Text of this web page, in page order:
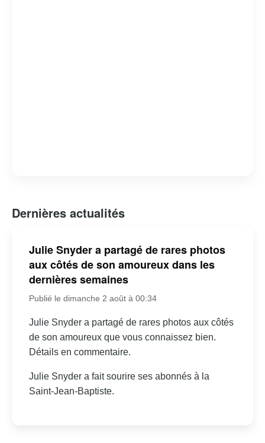
Dernières actualités
Julie Snyder a partagé de rares photos
aux côtés de son amoureux dans les
dernières semaines
Publié le dimanche 2 août à 00:34
Julie Snyder a partagé de rares photos aux côtés
de son amoureux que vous connaissez bien.
Détails en commentaire.
Julie Snyder a fait sourire ses abonnés à la
Saint-Jean-Baptiste.